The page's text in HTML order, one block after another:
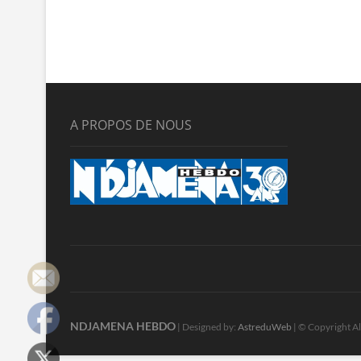
A PROPOS DE NOUS
NDJAMENA HEBDO | Designed by: AstreduWeb | © Copyright